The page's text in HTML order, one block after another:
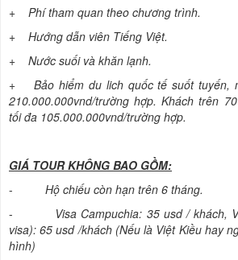
+ Phí tham quan theo chương trình.
+ Hướng dẫn viên Tiếng Việt.
+ Nước suối và khăn lạnh.
+ Bảo hiểm du lich quốc tế suốt tuyến,
210.000.000vnd/trường hợp. Khách trên
tối đa 105.000.000vnd/trường hợp.
GIÁ TOUR KHÔNG BAO GỒM:
- Hộ chiếu còn hạn trên 6 tháng.
- Visa Campuchia: 35 usd / khách,
visa): 65 usd /khách (Nếu là Việt Kiều hay
hình)